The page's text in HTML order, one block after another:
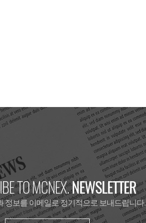
TO MCNEX.NEWSLETTER
정보를 이메일로 정기적으로 보내드립니다.